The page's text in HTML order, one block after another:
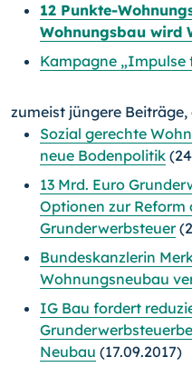
12 Punkte-
Wohnungsbau wird
Kampagne „Impulse
zumeist jüngere
Sozial gerechte
neue Bodenpolitik
13 Mrd. Euro
Optionen zur Reform
Grunderwerbsteuer
Bundeskanzlerin
Wohnungsneubau
IG Bau fordert
Neubau (17.09.2017)